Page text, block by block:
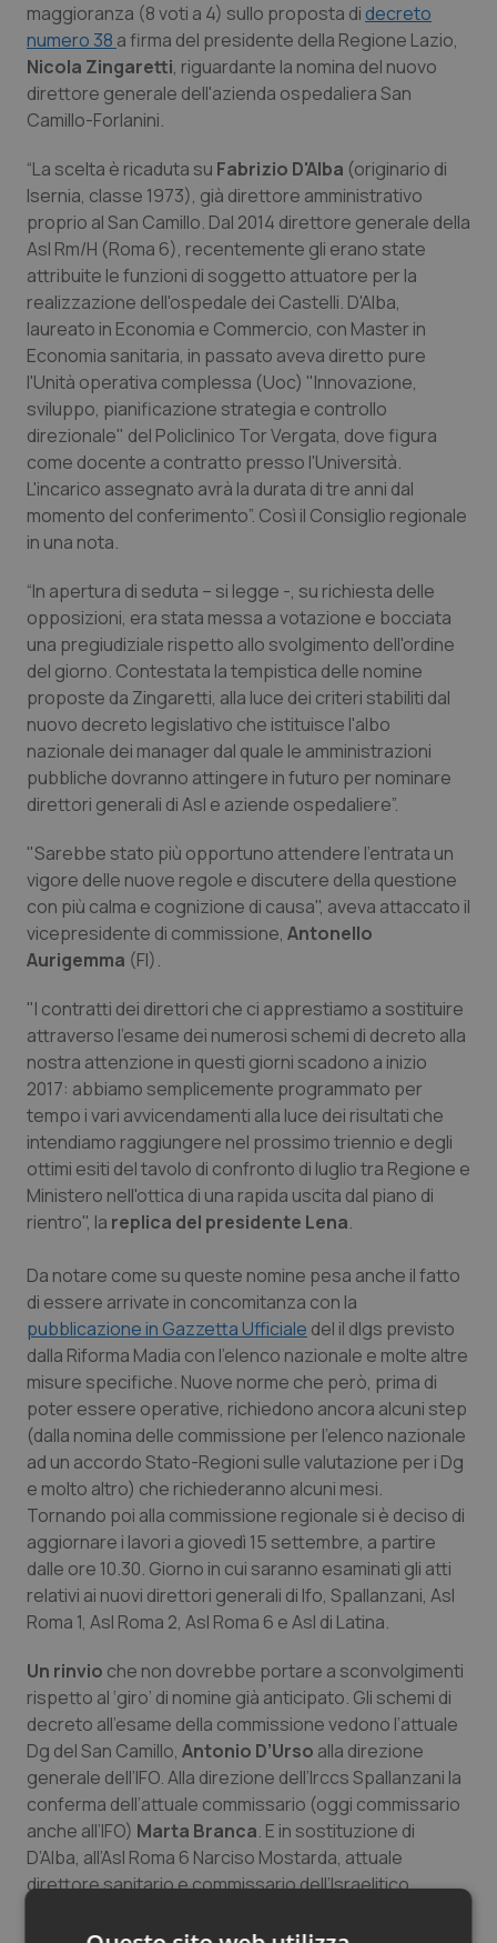
Campania
Emilia-Romagna
Lazio
Liguria
Lombardia
Marche
Molise
Piemonte
Provincia Autonoma di Bolzano
Provincia Autonoma di Trento
Puglia
Sardegna
Sicilia
Umbria
Valle D’Aosta
Veneto
Car-T
Colesterolo & coronaropatie
Diabete & glucometri
Disturbi dell’umore
Dolore
Donna & Salute
Epatiti
HIV
Infezioni & Febbre
Ipertensione & Scompenso
Malattie rare
Malattia di Crohn & Rettocolite Ulcerosa
Neuroscienze & patologie neurodegenerative
Oftalmologia
Oncodermatologia
Oncoematologia
Oncologia & Nutrizione
Psoriasi & pelle
Quotidiano Cardiologia
Quotidiano Chirurgia
Quotidiano Oncologia
Quotidiano Pediatria
Rene & patologie urogenitali
Salute orale & impianti
Sangue & coagulazione
Tiroide
Tumore ovarico
Tumori del Polmone & Testa Collo
Tumori gastrointestinali
Ulcera & Reflusso
Vaccini
maggioranza (8 voti a 4) sullo proposta di decreto
numero 38 a firma del presidente della Regione Lazio,
Nicola Zingaretti, riguardante la nomina del nuovo
direttore generale dell'azienda ospedaliera San
Camillo-Forlanini.
“La scelta è ricaduta su Fabrizio D'Alba (originario di
Isernia, classe 1973), già direttore amministrativo
proprio al San Camillo. Dal 2014 direttore generale della
Asl Rm/H (Roma 6), recentemente gli erano state
attribuite le funzioni di soggetto attuatore per la
realizzazione dell'ospedale dei Castelli. D'Alba,
laureato in Economia e Commercio, con Master in
Economia sanitaria, in passato aveva diretto pure
l'Unità operativa complessa (Uoc) "Innovazione,
sviluppo, pianificazione strategia e controllo
direzionale" del Policlinico Tor Vergata, dove figura
come docente a contratto presso l'Università.
L'incarico assegnato avrà la durata di tre anni dal
momento del conferimento”. Così il Consiglio regionale
in una nota.
“In apertura di seduta – si legge -, su richiesta delle
opposizioni, era stata messa a votazione e bocciata
una pregiudiziale rispetto allo svolgimento dell'ordine
del giorno. Contestata la tempistica delle nomine
proposte da Zingaretti, alla luce dei criteri stabiliti dal
nuovo decreto legislativo che istituisce l'albo
nazionale dei manager dal quale le amministrazioni
pubbliche dovranno attingere in futuro per nominare
direttori generali di Asl e aziende ospedaliere”.
"Sarebbe stato più opportuno attendere l'entrata un
vigore delle nuove regole e discutere della questione
con più calma e cognizione di causa", aveva attaccato il
vicepresidente di commissione, Antonello
Aurigemma (FI).
"I contratti dei direttori che ci apprestiamo a sostituire
attraverso l'esame dei numerosi schemi di decreto alla
nostra attenzione in questi giorni scadono a inizio
2017: abbiamo semplicemente programmato per
tempo i vari avvicendamenti alla luce dei risultati che
intendiamo raggiungere nel prossimo triennio e degli
ottimi esiti del tavolo di confronto di luglio tra Regione e
Ministero nell'ottica di una rapida uscita dal piano di
rientro", la replica del presidente Lena.
Da notare come su queste nomine pesa anche il fatto
di essere arrivate in concomitanza con la
pubblicazione in Gazzetta Ufficiale del il dlgs previsto
dalla Riforma Madia con l’elenco nazionale e molte altre
misure specifiche. Nuove norme che però, prima di
poter essere operative, richiedono ancora alcuni step
(dalla nomina delle commissione per l’elenco nazionale
ad un accordo Stato-Regioni sulle valutazione per i Dg
e molto altro) che richiederanno alcuni mesi.
Tornando poi alla commissione regionale si è deciso di
aggiornare i lavori a giovedì 15 settembre, a partire
dalle ore 10.30. Giorno in cui saranno esaminati gli atti
relativi ai nuovi direttori generali di Ifo, Spallanzani, Asl
Roma 1, Asl Roma 2, Asl Roma 6 e Asl di Latina.
Un rinvio che non dovrebbe portare a sconvolgimenti
rispetto al ‘giro’ di nomine già anticipato. Gli schemi di
decreto all’esame della commissione vedono l’attuale
Dg del San Camillo, Antonio D’Urso alla direzione
generale dell’IFO. Alla direzione dell’Irccs Spallanzani la
conferma dell’attuale commissario (oggi commissario
anche all’IFO) Marta Branca. E in sostituzione di
D’Alba, all’Asl Roma 6 Narciso Mostarda, attuale
direttore sanitario e commissario dell’Israelitico.
Ma non è finita qui, giovedì arrivano anche le nomine